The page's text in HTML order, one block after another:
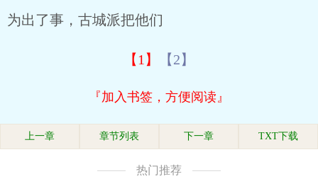
为出了事，古城派把他们
【1】 【2】
『加入书签，方便阅读』
上一章 章节列表 下一章 TXT下载
热门推荐